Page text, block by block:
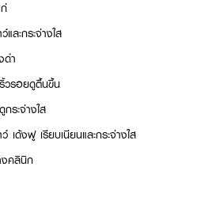
ละกระจ่างใส
ดำ
วรอยดูตื้นขึ้น
ระจ่างใส
เด้งฟู เรียบเนียนและกระจ่างใส
คลินิก